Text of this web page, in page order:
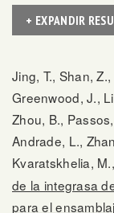
+ EXPANDIR
Jing, T., Shan,
Greenwood, J.,
Zhou, B.,
Andrade, L.,
Kvaratskhelia, M.,
de la integrasa
para el